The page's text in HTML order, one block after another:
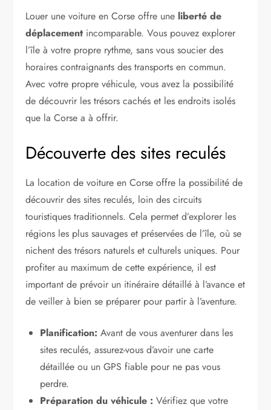
Louer une voiture en Corse offre une liberté de
déplacement incomparable. Vous pouvez explorer
l’île à votre propre rythme, sans vous soucier des
horaires contraignants des transports en commun.
Avec votre propre véhicule, vous avez la possibilité
de découvrir les trésors cachés et les endroits isolés
que la Corse a à offrir.
Découverte des sites reculés
La location de voiture en Corse offre la possibilité de
découvrir des sites reculés, loin des circuits
touristiques traditionnels. Cela permet d’explorer les
régions les plus sauvages et préservées de l’île, où se
nichent des trésors naturels et culturels uniques. Pour
profiter au maximum de cette expérience, il est
important de prévoir un itinéraire détaillé à l’avance et
de veiller à bien se préparer pour partir à l’aventure.
Planification: Avant de vous aventurer dans les
sites reculés, assurez-vous d’avoir une carte
détaillée ou un GPS fiable pour ne pas vous
perdre.
Préparation du véhicule : Vérifiez que votre